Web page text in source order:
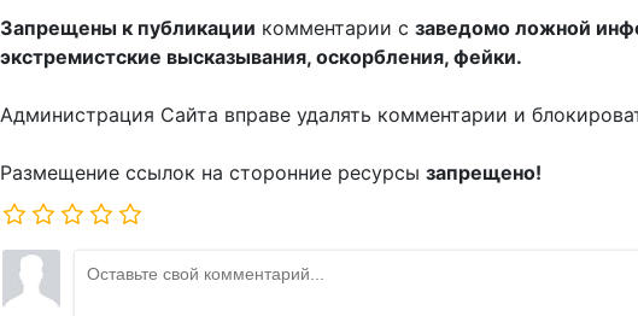
Запрещены к публикации комментарии с заведомо ложной
экстремистские высказывания, оскорбления, фейки.
Администрация Сайта вправе удалять комментарии и
Размещение ссылок на сторонние ресурсы запрещено!